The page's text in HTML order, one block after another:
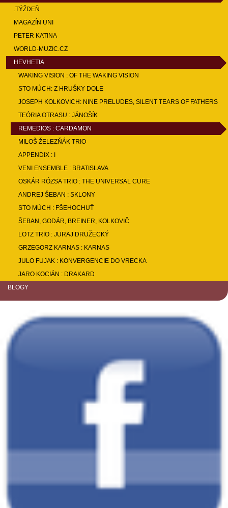
.TÝŽDEŇ
MAGAZÍN UNI
PETER KATINA
WORLD-MUZIC.CZ
HEVHETIA
WAKING VISION : OF THE WAKING VISION
STO MÚCH: Z HRUŠKY DOLE
JOSEPH KOLKOVICH: NINE PRELUDES, SILENT TEARS OF FATHERS
TEÓRIA OTRASU : JÁNOŠÍK
REMEDIOS : CARDAMON
MILOŠ ŽELEZŇÁK TRIO
APPENDIX : I
VENI ENSEMBLE : BRATISLAVA
OSKÁR RÓZSA TRIO : THE UNIVERSAL CURE
ANDREJ ŠEBAN : SKLONY
STO MÚCH : FŠEHOCHUŤ
ŠEBAN, GODÁR, BREINER, KOLKOVIČ
LOTZ TRIO : JURAJ DRUŽECKÝ
GRZEGORZ KARNAS : KARNAS
JULO FUJAK : KONVERGENCIE DO VRECKA
JARO KOCIÁN : DRAKARD
BLOGY